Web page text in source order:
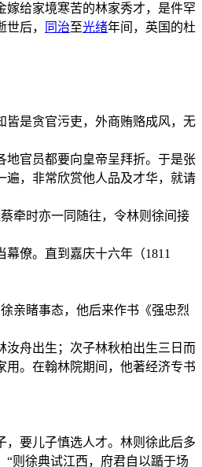
嫁给家境寒苦的林家秀才，是件罕
后，
同治至光绪年间，英国的杜
皆是贪官污吏，外商贿赂成风，无
地官员都要向皇帝呈拜折。于是张
遍，非常欣赏他人品及才华，就请
牵时亦一同随往，令林则徐间接
僚。直到嘉庆十六年（1811
亲睹事态，他后来作书《强忠烈
汝舟出生；次子林秋柏出生三日而
。在翰林院期间，他著经济专书
，要儿子慎选人才。林则徐此后多
则徐典试江西，府君自以踲于场